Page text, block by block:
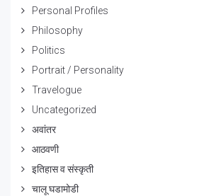
Personal Profiles
Philosophy
Politics
Portrait / Personality
Travelogue
Uncategorized
अवांतर
आठवणी
इतिहास व संस्कृती
चालू घडामोडी